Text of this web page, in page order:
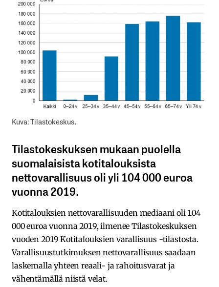
Kuva: Tilastokeskus.
Tilastokeskuksen mukaan puolella
suomalaisista kotitalouksista
nettovarallisuus oli yli 104 000 euroa
vuonna 2019.
Kotitalouksien nettovarallisuuden mediaani oli 104
000 euroa vuonna 2019, ilmenee Tilastokeskuksen
vuoden 2019 Kotitalouksien varallisuus -tilastosta.
Varallisuustutkimuksen nettovarallisuus saadaan
laskemalla yhteen reaali- ja rahoitusvarat ja
vähentämällä niistä velat.